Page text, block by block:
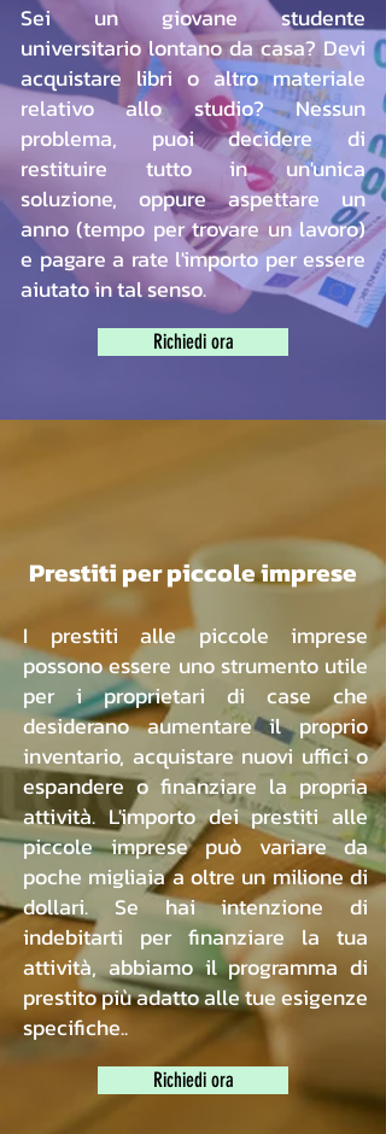
Sei un giovane studente
universitario lontano da casa? Devi
acquistare libri o altro materiale
relativo allo studio? Nessun
problema, puoi decidere di
restituire tutto in un'unica
soluzione, oppure aspettare un
anno (tempo per trovare un lavoro)
e pagare a rate l'importo per essere
aiutato in tal senso.
Richiedi ora
Prestiti per piccole imprese
I prestiti alle piccole imprese
possono essere uno strumento utile
per i proprietari di case che
desiderano aumentare il proprio
inventario, acquistare nuovi uffici o
espandere o finanziare la propria
attività. L'importo dei prestiti alle
piccole imprese può variare da
poche migliaia a oltre un milione di
dollari. Se hai intenzione di
indebitarti per finanziare la tua
attività, abbiamo il programma di
prestito più adatto alle tue esigenze
specifiche..
Richiedi ora